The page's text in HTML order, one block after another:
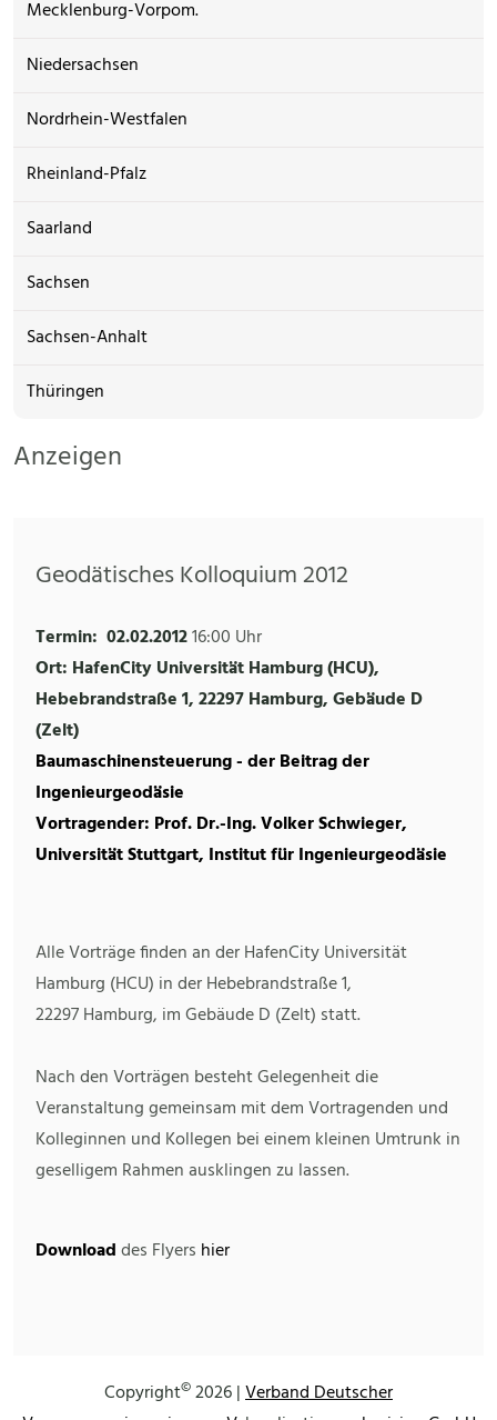
Mecklenburg-Vorpom.
Niedersachsen
Nordrhein-Westfalen
Rheinland-Pfalz
Saarland
Sachsen
Sachsen-Anhalt
Thüringen
Anzeigen
Geodätisches Kolloquium 2012
Termin: 02.02.201216:00 Uhr
Ort: HafenCity Universität Hamburg (HCU),
Hebebrandstraße 1, 22297 Hamburg, Gebäude D
(Zelt)
Baumaschinensteuerung - der Beitrag der
Ingenieurgeodäsie
Vortragender: Prof. Dr.-Ing. Volker Schwieger,
Universität Stuttgart, Institut für Ingenieurgeodäsie
Alle Vorträge finden an der HafenCity Universität
Hamburg (HCU) in der Hebebrandstraße 1,
22297 Hamburg, im Gebäude D (Zelt) statt.
Nach den Vorträgen besteht Gelegenheit die
Veranstaltung gemeinsam mit dem Vortragenden und
Kolleginnen und Kollegen bei einem kleinen Umtrunk in
geselligem Rahmen ausklingen zu lassen.
Downloaddes Flyers hier
Copyright© 2026 |Verband Deutscher